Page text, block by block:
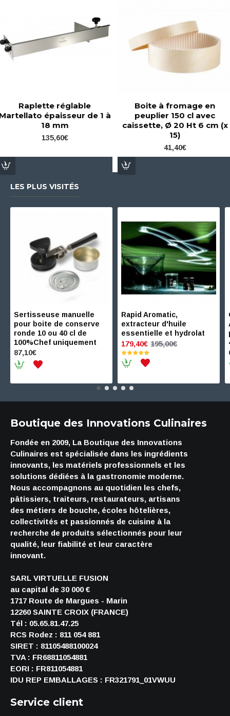
Raplette réglable
épaisseur de 1 à
18 mm
135,60€
Boite à fromage en
peuplier 150 cl avec
caissette, Ø 20 Ht 6 cm (x
15)
41,40€
LES PLUS VISITÉS
Sertisseuse manuelle
pour boite de conserve
ronde 10 ou 40 cl de
100%Chef uniquement
87,10€
Rapid Aromatic,
extracteur d'huile
essentielle et hydrolat
179,40€ 195,00€
Boutique des Innovations Culinaires
Fondée en 2009, La Boutique des Innovations
Culinaires est spécialisée dans les ingrédients
innovants, les matériels professionnels et les
solutions dédiées à la gastronomie moderne.
Nous accompagnons au quotidien les chefs,
pâtissiers, traiteurs, restaurateurs, artisans
des métiers de bouche, écoles hôtelières,
collectivités et passionnés de cuisine à la
recherche de produits sélectionnés pour leur
qualité, leur fiabilité et leur caractère
innovant.
SARL VIRTUELLE FUSION
au capital de 30 000 €
1717 Route de Margues - Marin
12260 SAINTE CROIX (FRANCE)
Tél : 05.65.81.47.25
RCS Rodez : 811 054 881
SIRET : 81105488100024
TVA : FR68811054881
EORI : FR811054881
IDU REP EMBALLAGES : FR321791_01VWUU
Service client